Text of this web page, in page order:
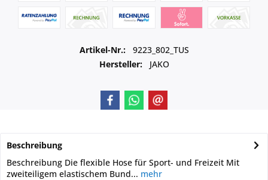
Artikel-Nr.:
9223_802_TUS
Hersteller:
JAKO
Beschreibung
Beschreibung Die flexible Hose für Sport- und Freizeit Mit
zweiteiligem elastischem Bund... mehr